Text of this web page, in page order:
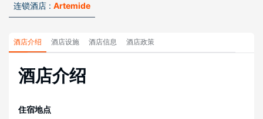
连锁酒店 : Artemide
酒店介绍 酒店设施 酒店信息 酒店政策
酒店介绍
住宿地点